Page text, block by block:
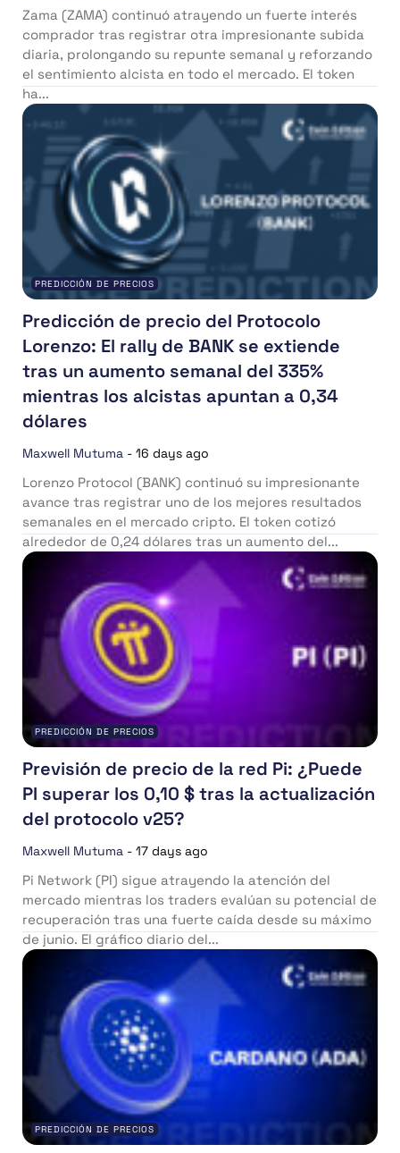
Zama (ZAMA) continuó atrayendo un fuerte interés
comprador tras registrar otra impresionante subida
diaria, prolongando su repunte semanal y reforzando
el sentimiento alcista en todo el mercado. El token
ha...
PREDICCIÓN DE PRECIOS
Predicción de precio del Protocolo
Lorenzo: El rally de BANK se extiende
tras un aumento semanal del 335%
mientras los alcistas apuntan a 0,34
dólares
Maxwell Mutuma - 16 days ago
Lorenzo Protocol (BANK) continuó su impresionante
avance tras registrar uno de los mejores resultados
semanales en el mercado cripto. El token cotizó
alrededor de 0,24 dólares tras un aumento del...
PREDICCIÓN DE PRECIOS
Previsión de precio de la red Pi: ¿Puede
PI superar los 0,10 $ tras la actualización
del protocolo v25?
Maxwell Mutuma - 17 days ago
Pi Network (PI) sigue atrayendo la atención del
mercado mientras los traders evalúan su potencial de
recuperación tras una fuerte caída desde su máximo
de junio. El gráfico diario del...
PREDICCIÓN DE PRECIOS